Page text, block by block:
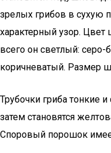
зрелых грибов в сухую
характерный узор. Цвет
всего он светлый:
коричневатый. Размер
Трубочки гриба тонкие
затем становятся
Споровый порошок